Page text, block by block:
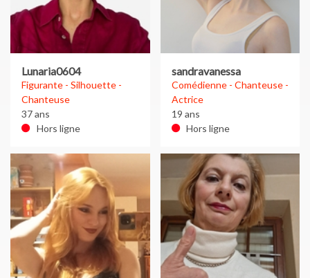
Lunaria0604
Figurante - Silhouette -
Chanteuse
37 ans
Hors ligne
sandravanessa
Comédienne - Chanteuse -
Actrice
19 ans
Hors ligne